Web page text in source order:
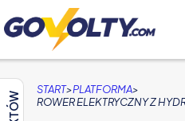
START>PLATFORMA>
ROWER ELEKTRYCZNY Z